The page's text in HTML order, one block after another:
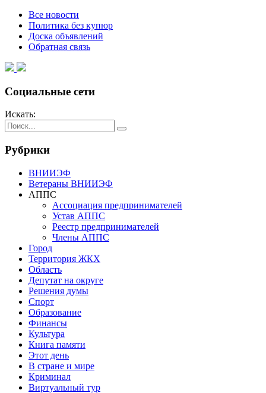
Все новости
Политика без купюр
Доска объявлений
Обратная связь
Социальные сети
Искать:
Рубрики
ВНИИЭФ
Ветераны ВНИИЭФ
АППС
Ассоциация предпринимателей
Устав АППС
Реестр предпринимателей
Члены АППС
Город
Территория ЖКХ
Область
Депутат на округе
Решения думы
Спорт
Образование
Финансы
Культура
Книга памяти
Этот день
В стране и мире
Криминал
Виртуальный тур